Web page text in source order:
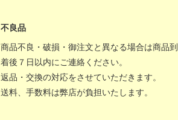
不良品
商品不良・破損・御注文と異なる場合は商品到
着後７日以内にご連絡ください。
返品・交換の対応をさせていただきます。
送料、手数料は弊店が負担いたします。